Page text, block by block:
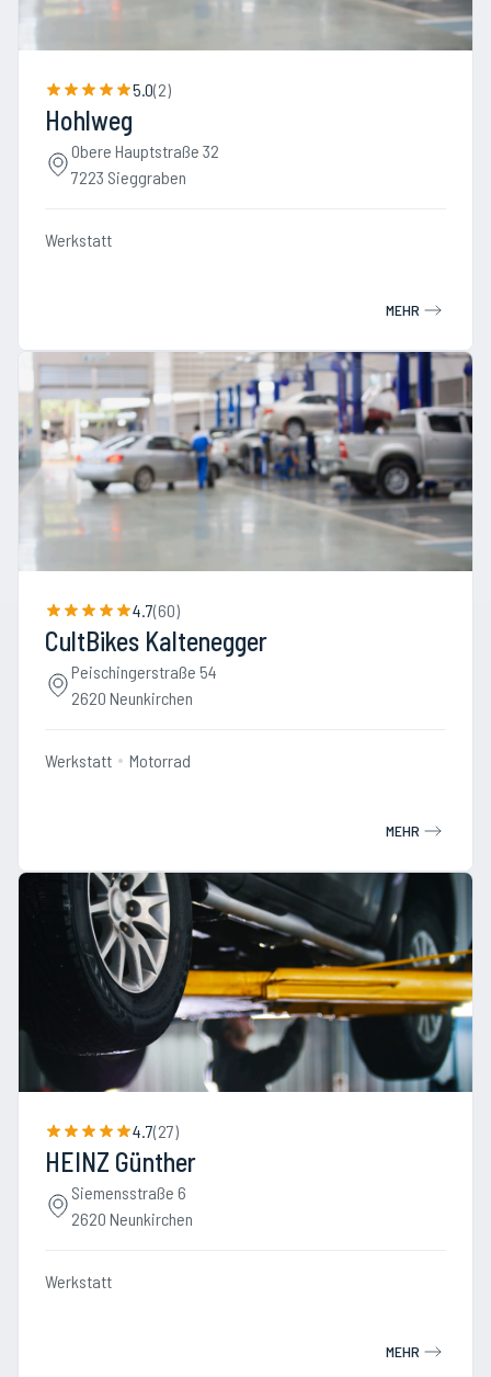
5.0(2)
Hohlweg
Obere Hauptstraße 32
7223 Sieggraben
Werkstatt
MEHR
4.7(60)
CultBikes Kaltenegger
Peischingerstraße 54
2620 Neunkirchen
Werkstatt Motorrad
MEHR
4.7(27)
HEINZ Günther
Siemensstraße 6
2620 Neunkirchen
Werkstatt
MEHR